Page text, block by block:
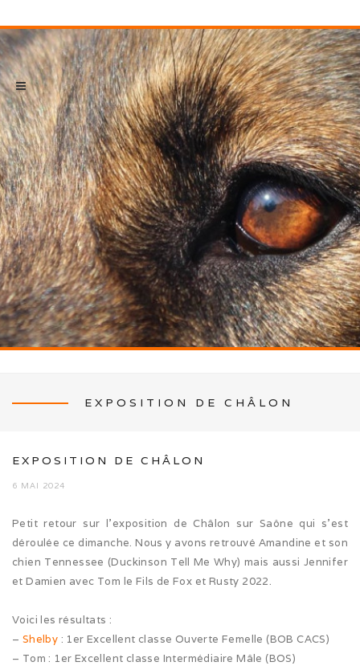
L’ÉLEVAGE
Mon histoire
Nos activités canines
Photos de famille
EXPOSITION DE CHÂLON
EXPOSITION DE CHÂLON
6 MAI 2024
Petit retour sur l’exposition de Châlon sur Saône qui s’est
déroulée ce dimanche. Nous y avons retrouvé Amandine et son
chien Tennessee (Duckinson Tell Me Why) mais aussi Jennifer
et Damien avec Tom le Fils de Fox et Rusty 2022.
Voici les résultats :
– Shelby : 1er Excellent classe Ouverte Femelle (BOB CACS)
– Tom : 1er Excellent classe Intermédiaire Mâle (BOS)